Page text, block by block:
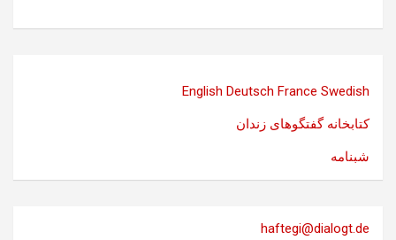
English Deutsch France Swedish
کتابخانه گفتگوهای زندان
شبنامه
haftegi@dialogt.de